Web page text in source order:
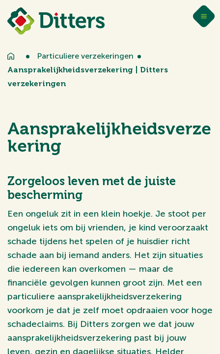
Particuliere verzekeringen
Aansprakelijkheidsverzekering | Ditters
verzekeringen
Aansprakelijkheidsverze
kering
Zorgeloos leven met de juiste
bescherming
Een ongeluk zit in een klein hoekje. Je stoot per
ongeluk iets om bij vrienden, je kind veroorzaakt
schade tijdens het spelen of je huisdier richt
schade aan bij iemand anders. Het zijn situaties
die iedereen kan overkomen — maar de
financiële gevolgen kunnen groot zijn. Met een
particuliere aansprakelijkheidsverzekering
voorkom je dat je zelf moet opdraaien voor hoge
schadeclaims. Bij Ditters zorgen we dat jouw
aansprakelijkheidsverzekering past bij jouw
leven, gezin en dagelijkse situaties. Helder